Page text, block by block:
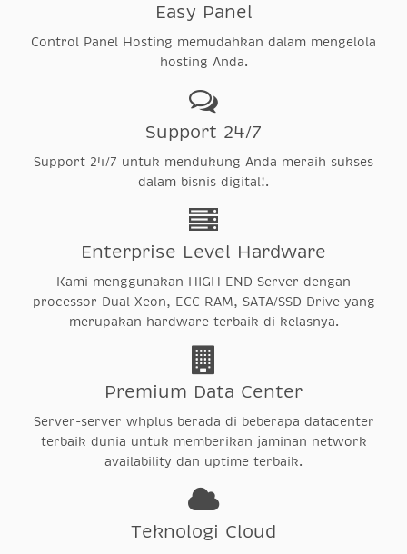
Easy Panel
Control Panel Hosting memudahkan dalam mengelola
hosting Anda.
Support 24/7
Support 24/7 untuk mendukung Anda meraih sukses
dalam bisnis digital!.
Enterprise Level Hardware
Kami menggunakan HIGH END Server dengan
processor Dual Xeon, ECC RAM, SATA/SSD Drive yang
merupakan hardware terbaik di kelasnya.
Premium Data Center
Server-server whplus berada di beberapa datacenter
terbaik dunia untuk memberikan jaminan network
availability dan uptime terbaik.
Teknologi Cloud